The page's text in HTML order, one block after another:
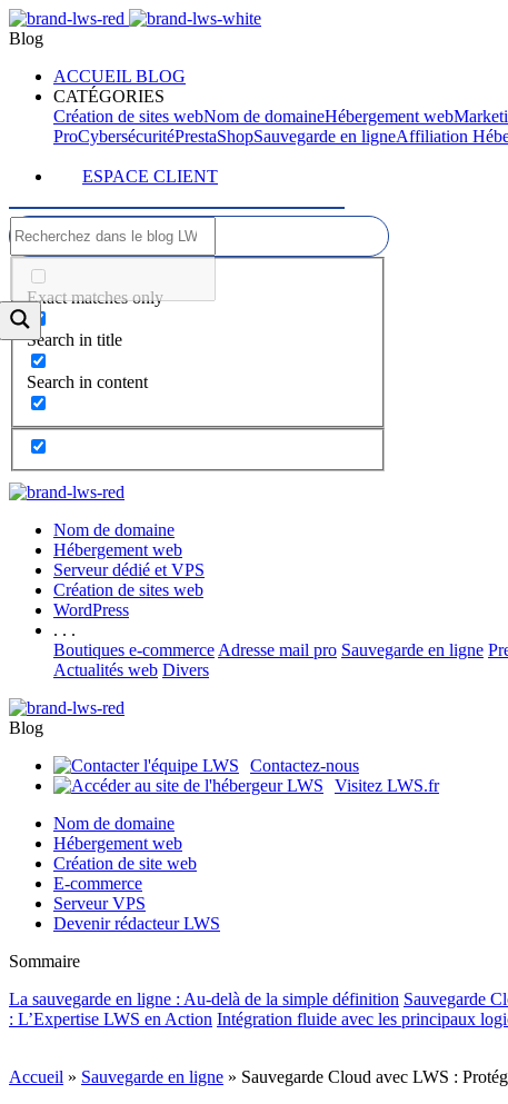
Blog
ACCUEIL BLOG
CATÉGORIES
Création de sites webNom de domaineHébergement web
ProCybersécuritéPrestaShopSauvegarde en ligneAffiliation
ESPACE CLIENT
Exact matches only
Search in title
Search in content
Nom de domaine
Hébergement web
Serveur dédié et VPS
Création de sites web
WordPress
. . .
Boutiques e-commerce Adresse mail pro Sauvegarde en ligne
Actualités web Divers
Blog
Contactez-nous
Visitez LWS.fr
Nom de domaine
Hébergement web
Création de site web
E-commerce
Serveur VPS
Devenir rédacteur LWS
Sommaire
La sauvegarde en ligne : Au-delà de la simple définition Sauvegarde
: L’Expertise LWS en Action Intégration fluide avec les principaux
Accueil » Sauvegarde en ligne » Sauvegarde Cloud avec LWS :